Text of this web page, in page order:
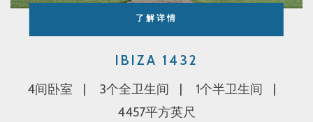
了解详情
IBIZA 1432
4间卧室 3个全卫生间
1个半卫生间
4457平方英尺